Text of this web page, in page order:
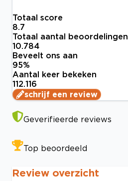
Totaal score
8.7
Totaal aantal beoordelingen
10.784
Beveelt ons aan
95%
Aantal keer bekeken
112.116
schrijf een review
Geverifieerde reviews
Top beoordeeld
Review overzicht